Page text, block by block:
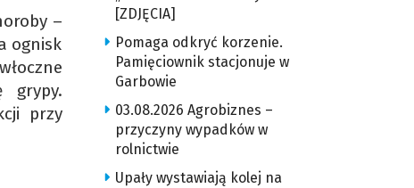
–
ognisk
grypy.
przy
[ZDJĘCIA]
Pomaga odkryć korzenie.
Pamięciownik stacjonuje w
Garbowie
03.08.2026 Agrobiznes –
przyczyny wypadków w
rolnictwie
Upały wystawiają kolej na